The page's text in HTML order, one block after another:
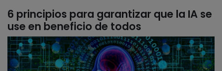
6 principios para garantizar que la IA se
use en beneficio de todos